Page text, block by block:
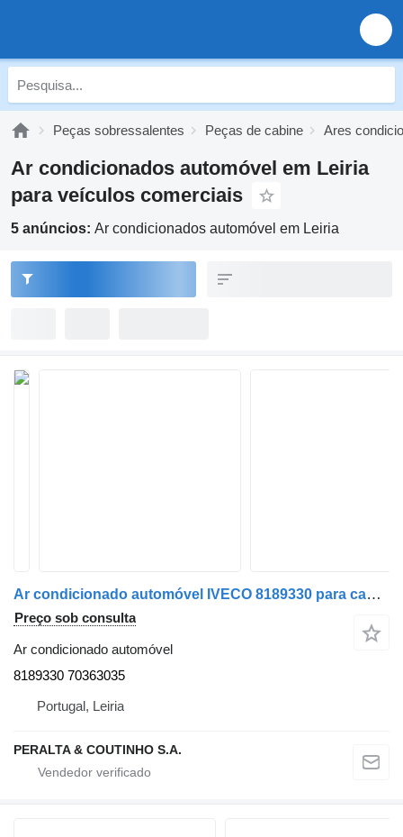
Peças sobressalentes Peças de cabine Ares
Ar condicionados automóvel em Leiria
para veículos comerciais
5 anúncios: Ar condicionados automóvel em Leiria
Ar condicionado automóvel IVECO 8189330 para camião IVECO
Preço sob consulta
Ar condicionado automóvel
8189330 70363035
Portugal, Leiria
PERALTA & COUTINHO S.A.